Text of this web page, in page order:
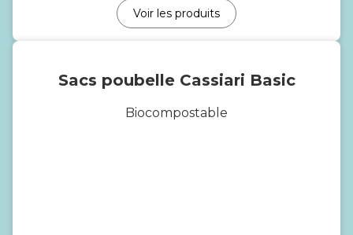
Voir les produits
Sacs poubelle Cassiari Basic
Biocompostable